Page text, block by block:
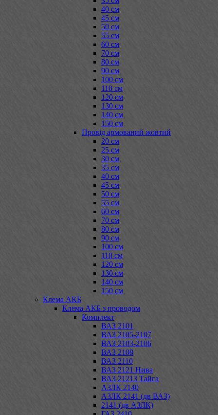
40 см
45 см
50 см
55 см
60 см
70 см
80 см
90 см
100 см
110 см
120 см
130 см
140 см
150 см
Провід армований жовтий
20 см
25 см
30 см
35 см
40 см
45 см
50 см
55 см
60 см
70 см
80 см
90 см
100 см
110 см
120 см
130 см
140 см
150 см
Клема АКБ
Клема АКБ з проводом
Комплект
ВАЗ 2101
ВАЗ 2105-2107
ВАЗ 2103-2106
ВАЗ 2108
ВАЗ 2110
ВАЗ 2121 Нива
ВАЗ 21213 Тайга
АЗЛК 2140
АЗЛК 2141 (дв ВАЗ)
2141 (дв АЗЛК)